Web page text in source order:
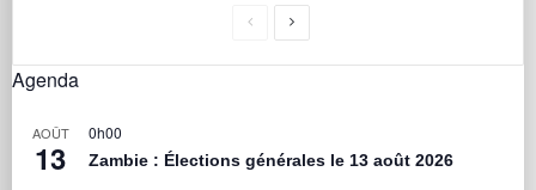
Agenda
AOÛT
13
0h00
Zambie : Élections générales le 13 août 2026